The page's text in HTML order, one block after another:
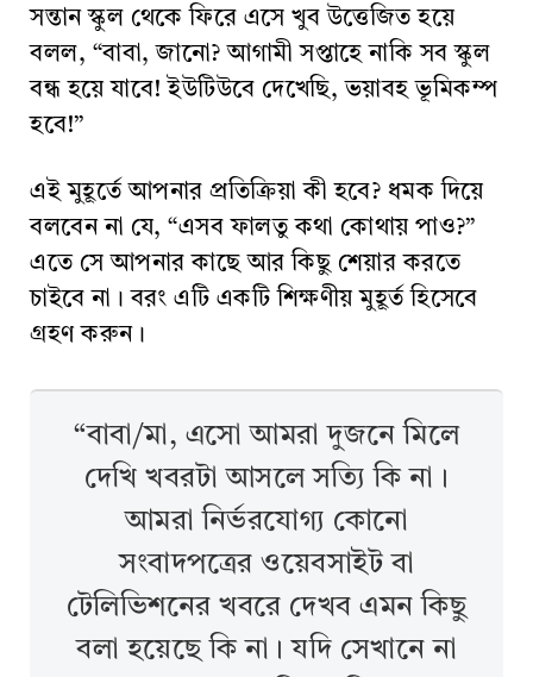
সন্তান স্কুল থেকে ফিরে এসে খুব উত্তেজিত হয়ে
বলল, “বাবা, জানো? আগামী সপ্তাহে নাকি সব স্কুল
বন্ধ হয়ে যাবে! ইউটিউবে দেখেছি, ভয়াবহ ভূমিকম্প
হবে!”
এই মুহূর্তে আপনার প্রতিক্রিয়া কী হবে? ধমক দিয়ে
বলবেন না যে, “এসব ফালতু কথা কোথায় পাও?”
এতে সে আপনার কাছে আর কিছু শেয়ার করতে
চাইবে না। বরং এটি একটি শিক্ষণীয় মুহূর্ত হিসেবে
গ্রহণ করুন।
“বাবা/মা, এসো আমরা দুজনে মিলে
দেখি খবরটা আসলে সত্যি কি না।
আমরা নির্ভরযোগ্য কোনো
সংবাদপত্রের ওয়েবসাইট বা
টেলিভিশনের খবরে দেখব এমন কিছু
বলা হয়েছে কি না। যদি সেখানে না